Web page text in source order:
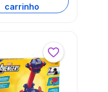
carrinho